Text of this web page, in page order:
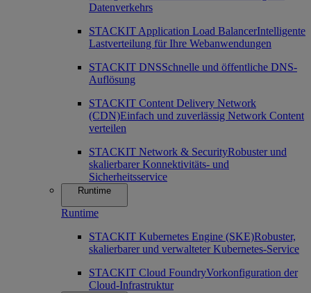
Datenverkehrs
STACKIT Application Load BalancerIntelligente
Lastverteilung für Ihre Webanwendungen
STACKIT DNSSchnelle und öffentliche DNS-
Auflösung
STACKIT Content Delivery Network
(CDN)Einfach und zuverlässig Network Content
verteilen
STACKIT Network & SecurityRobuster und
skalierbarer Konnektivitäts- und
Sicherheitsservice
Runtime
Runtime
STACKIT Kubernetes Engine (SKE)Robuster,
skalierbarer und verwalteter Kubernetes-Service
STACKIT Cloud FoundryVorkonfiguration der
Cloud-Infrastruktur